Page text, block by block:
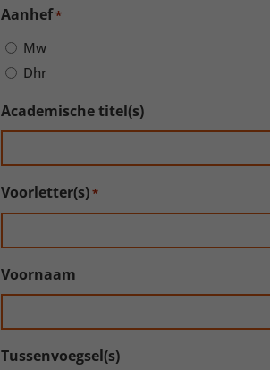
Aanhef*
Mw
Dhr
Academische titel(s)
Voorletter(s)*
Voornaam
Tussenvoegsel(s)